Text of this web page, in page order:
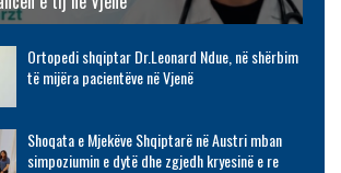
Ortopedi shqiptar Dr.Leonard Ndue, në shërbim
të mijëra pacientëve në Vjenë
Shoqata e Mjekëve Shqiptarë në Austri mban
simpoziumin e dytë dhe zgjedh kryesinë e re